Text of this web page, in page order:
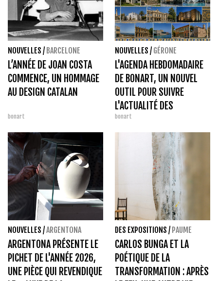
NOUVELLES / BARCELONE
L’ANNÉE DE JOAN COSTA
COMMENCE, UN HOMMAGE
AU DESIGN CATALAN
bonart
NOUVELLES / GÉRONE
L'AGENDA HEBDOMADAIRE
DE BONART, UN NOUVEL
OUTIL POUR SUIVRE
L'ACTUALITÉ DES
EXPOSITIONS.
bonart
NOUVELLES /ARGENTONA
ARGENTONA PRÉSENTE LE
PICHET DE L'ANNÉE 2026,
UNE PIÈCE QUI REVENDIQUE
DES EXPOSITIONS / PAUME
CARLOS BUNGA ET LA
POÉTIQUE DE LA
TRANSFORMATION : APRÈS